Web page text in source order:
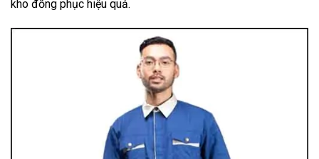
kho đồng phục hiệu quả.